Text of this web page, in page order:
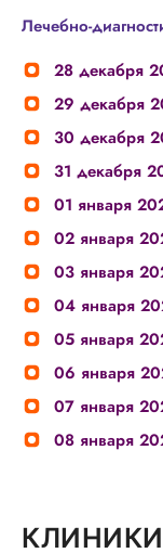
Лечебно-
28 декабря
29 декабря
30 декабря
31 декабря
01 января
02 января
03 января
04 января
05 января
06 января
07 января
08 января